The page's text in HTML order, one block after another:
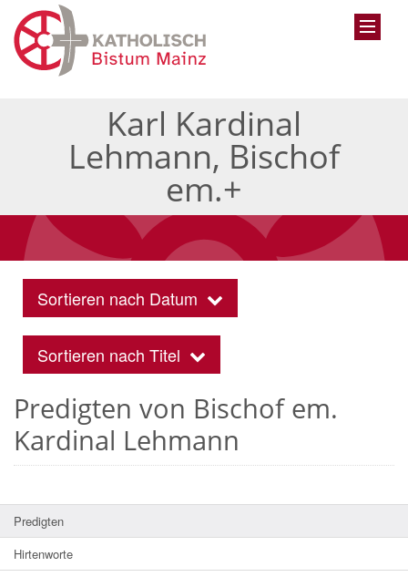
Karl Kardinal
Lehmann, Bischof
em.+
Sortieren nach Datum
Sortieren nach Titel
Predigten von Bischof em.
Kardinal Lehmann
Predigten
Hirtenworte